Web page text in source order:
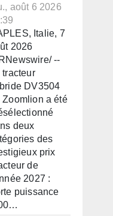
août 6 2026
Italie, 7
2026
--
tracteur
DV3504
Zoomlion a été
deux
des
prix
de
2027 :
puissance